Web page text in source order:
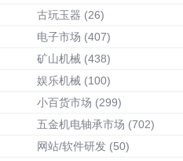
古玩玉器 (26)
电子市场 (407)
矿山机械 (438)
娱乐机械 (100)
小百货市场 (299)
五金机电轴承市场 (702)
网站/软件研发 (50)